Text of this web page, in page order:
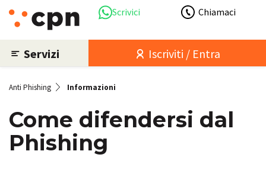
Scrivici Chiamaci
Servizi Iscriviti / Entra
Anti Phishing Informazioni
Come difendersi dal
Phishing